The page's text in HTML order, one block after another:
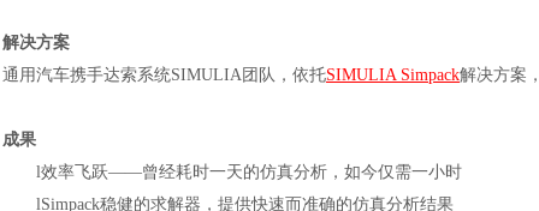
解决方案
通用汽车携手达索系统SIMULIA团队，依托SIMULIA Simpack解决方案
成果
l效率飞跃——曾经耗时一天的仿真分析，如今仅需一小时
lSimpack稳健的求解器，提供快速而准确的仿真分析结果